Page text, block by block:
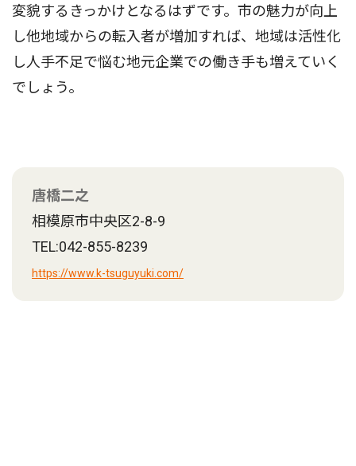
変貌するきっかけとなるはずです。市の魅力が向上
し他地域からの転入者が増加すれば、地域は活性化
し人手不足で悩む地元企業での働き手も増えていく
でしょう。
唐橋二之
相模原市中央区2-8-9
TEL:042-855-8239
https://www.k-tsuguyuki.com/